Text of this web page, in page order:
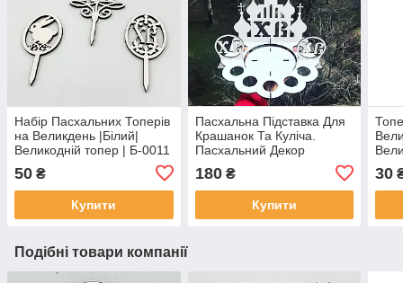
Набір Пасхальних Топерів
на Великдень |Білий|
Великодній топер | Б-0011
50 ₴
Купити
Пасхальна Підставка Для
Крашанок Та Куліча.
Пасхальний Декор
180₴
Купити
30
Подібні товари компанії